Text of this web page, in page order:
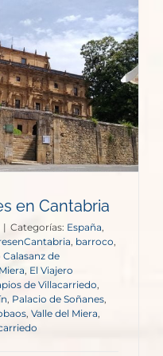
en Cantabria
| Categorías: España
, barroco
de
, El Viajero
de Villacarriedo
Palacio de Soñanes
, Valle del Miera,